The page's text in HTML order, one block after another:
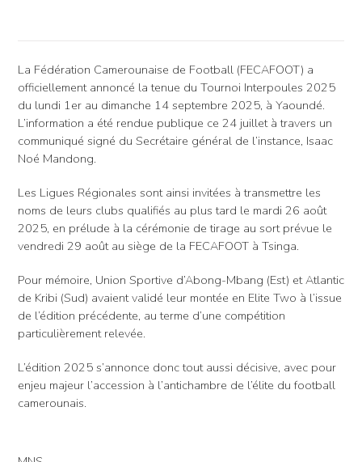
La Fédération Camerounaise de Football (FECAFOOT) a
officiellement annoncé la tenue du Tournoi Interpoules 2025
du lundi 1er au dimanche 14 septembre 2025, à Yaoundé.
L’information a été rendue publique ce 24 juillet à travers un
communiqué signé du Secrétaire général de l’instance, Isaac
Noé Mandong.
Les Ligues Régionales sont ainsi invitées à transmettre les
noms de leurs clubs qualifiés au plus tard le mardi 26 août
2025, en prélude à la cérémonie de tirage au sort prévue le
vendredi 29 août au siège de la FECAFOOT à Tsinga.
Pour mémoire, Union Sportive d’Abong-Mbang (Est) et Atlantic
de Kribi (Sud) avaient validé leur montée en Elite Two à l’issue
de l’édition précédente, au terme d’une compétition
particulièrement relevée.
L’édition 2025 s’annonce donc tout aussi décisive, avec pour
enjeu majeur l’accession à l’antichambre de l’élite du football
camerounais.